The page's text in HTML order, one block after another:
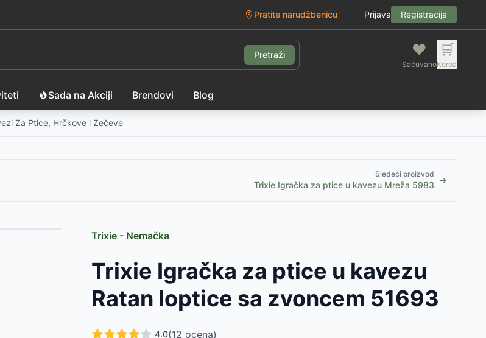
Pratite narudžbenicu Prijava Registracija
Pretraži ❤️
Sačuvano
🛒
Korpa
Sada na Akciji Brendovi Blog
Za Ptice, Hrčkove i Zečeve
Sledeći proizvod
Trixie Igračka za ptice u kavezu Mreža 5983 →
Trixie - Nemačka
Trixie Igračka za ptice u kavezu
Ratan loptice sa zvoncem 51693
4.0(12 ocena)